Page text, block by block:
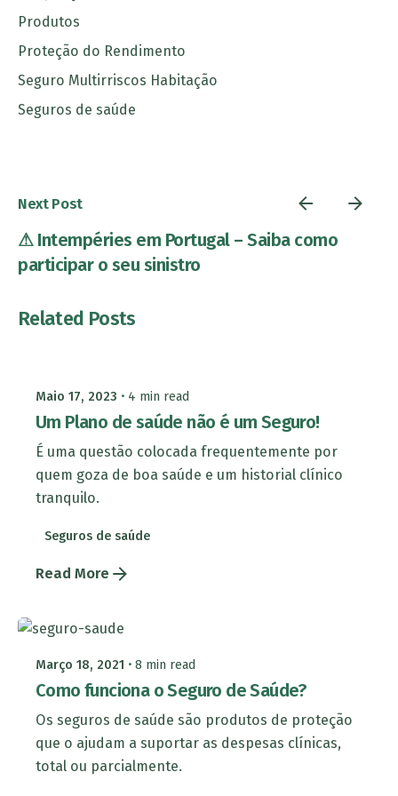
Produtos
Proteção do Rendimento
Seguro Multirriscos Habitação
Seguros de saúde
Next Post
⚠ Intempéries em Portugal – Saiba como
participar o seu sinistro
Related Posts
Maio 17, 2023 4 min read
Um Plano de saúde não é um Seguro!
É uma questão colocada frequentemente por
quem goza de boa saúde e um historial clínico
tranquilo.
Seguros de saúde
Read More
Março 18, 2021 8 min read
Como funciona o Seguro de Saúde?
Os seguros de saúde são produtos de proteção
que o ajudam a suportar as despesas clínicas,
total ou parcialmente.